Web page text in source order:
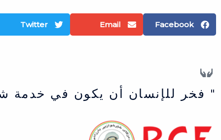
Facebook
Email
Twitter
" فخر للإنسان أن يكون في خدمة